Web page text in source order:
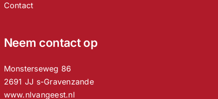
Contact
Neem contact op
Monsterseweg 86
2691 JJ s-Gravenzande
www.nlvangeest.nl